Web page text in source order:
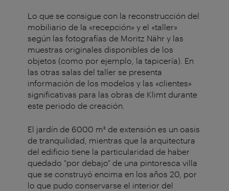
Lo que se consigue con la reconstrucción del
mobiliario de la «recepción» y el «taller»
según las fotografías de Moritz Nähr y las
muestras originales disponibles de los
objetos (como por ejemplo, la tapicería). En
las otras salas del taller se presenta
información de los modelos y las «clientes»
significativas para las obras de Klimt durante
este periodo de creación.
El jardín de 6000 m² de extensión es un oasis
de tranquilidad, mientras que la arquitectura
del edificio tiene la particularidad de haber
quedado "por debajo" de una pintoresca villa
que se construyó encima en los años 20, por
lo que pudo conservarse el interior del